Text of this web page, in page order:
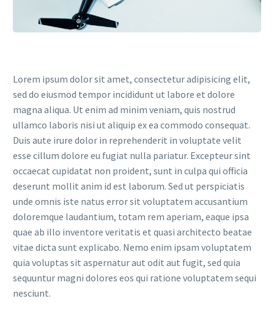
Lorem ipsum dolor sit amet, consectetur adipisicing elit,
sed do eiusmod tempor incididunt ut labore et dolore
magna aliqua. Ut enim ad minim veniam, quis nostrud
ullamco laboris nisi ut aliquip ex ea commodo consequat.
Duis aute irure dolor in reprehenderit in voluptate velit
esse cillum dolore eu fugiat nulla pariatur. Excepteur sint
occaecat cupidatat non proident, sunt in culpa qui officia
deserunt mollit anim id est laborum. Sed ut perspiciatis
unde omnis iste natus error sit voluptatem accusantium
doloremque laudantium, totam rem aperiam, eaque ipsa
quae ab illo inventore veritatis et quasi architecto beatae
vitae dicta sunt explicabo. Nemo enim ipsam voluptatem
quia voluptas sit aspernatur aut odit aut fugit, sed quia
sequuntur magni dolores eos qui ratione voluptatem sequi
nesciunt.